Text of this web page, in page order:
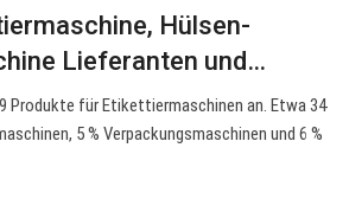
Hülsen-
Lieferanten und…
Produkte für Etikettiermaschinen an. Etwa 34
5 % Verpackungsmaschinen und 6 %